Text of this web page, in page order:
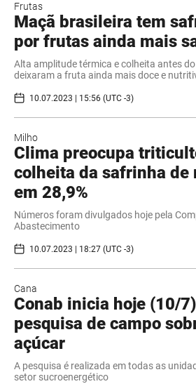
Frutas
Maçã brasileira tem
por frutas ainda mais
Alta amplitude térmica e colheita antes
deixaram a fruta ainda mais doce e
10.07.2023 | 15:56 (UTC -3)
Milho
Clima preocupa
colheita da safrinha de
em 28,9%
Números foram divulgados hoje pela
Abastecimento
10.07.2023 | 18:27 (UTC -3)
Cana
Conab inicia hoje (10/
pesquisa de campo
açúcar
A pesquisa é realizada em todas as
setor sucroenergético